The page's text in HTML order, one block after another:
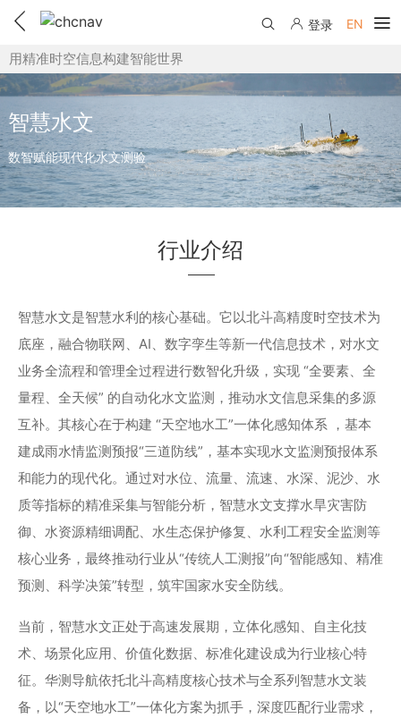
产品中心
解决方案
服务与支持
下载中心
线上自助寄修
维修进度查询
售前问答
行业无忧
帮助中心
测绘产品
三维智能
海洋测绘
精准农业
联系我们
申请成为伙伴
关于华测
商业道德与反腐败政策
投资者关系
加入华测
登录 EN
用精准时空信息构建智能世界
智慧水文
数智赋能现代化水文测验
行业介绍
智慧水文是智慧水利的核心基础。它以北斗高精度时空技术为
底座，融合物联网、AI、数字孪生等新一代信息技术，对水文
业务全流程和管理全过程进行数智化升级，实现 “全要素、全
量程、全天候” 的自动化水文监测，推动水文信息采集的多源
互补。其核心在于构建 “天空地水工”一体化感知体系 ，基本
建成雨水情监测预报“三道防线”，基本实现水文监测预报体系
和能力的现代化。通过对水位、流量、流速、水深、泥沙、水
质等指标的精准采集与智能分析，智慧水文支撑水旱灾害防
御、水资源精细调配、水生态保护修复、水利工程安全监测等
核心业务，最终推动行业从“传统人工测报”向“智能感知、精准
预测、科学决策”转型，筑牢国家水安全防线。
当前，智慧水文正处于高速发展期，立体化感知、自主化技
术、场景化应用、价值化数据、标准化建设成为行业核心特
征。华测导航依托北斗高精度核心技术与全系列智慧水文装
备，以“天空地水工”一体化方案为抓手，深度匹配行业需求，